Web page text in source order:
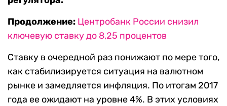
Продолжение: Центробанк России снизил
ключевую ставку до 8,25 процентов
Ставку в очередной раз понижают по мере того,
как стабилизируется ситуация на валютном
рынке и замедляется инфляция. По итогам 2017
года ее ожидают на уровне 4%. В этих условиях